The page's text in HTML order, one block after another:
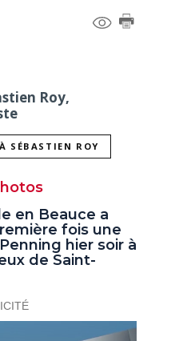
Roy,
SÉBASTIEN ROY
en Beauce a
fois une
hier soir à
de Saint-